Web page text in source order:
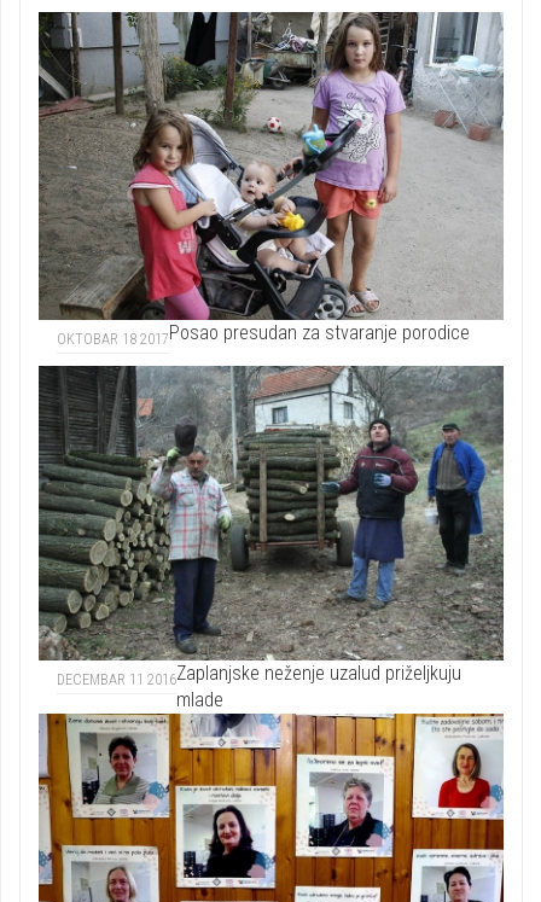
OKTOBAR 18 2017Posao presudan za stvaranje porodice
DECEMBAR 11 2016Zaplanjske neženje uzalud priželjkuju
mlade